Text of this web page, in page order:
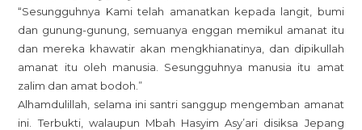
“Sesungguhnya Kami telah amanatkan kepada langit, bumi
dan gunung-gunung, semuanya enggan memikul amanat itu
dan mereka khawatir akan mengkhianatinya, dan dipikullah
amanat itu oleh manusia. Sesungguhnya manusia itu amat
zalim dan amat bodoh.”
Alhamdulillah, selama ini santri sanggup mengemban amanat
ini. Terbukti, walaupun Mbah Hasyim Asy’ari disiksa Jepang